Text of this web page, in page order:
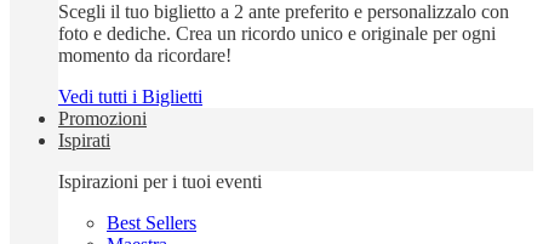
Scegli il tuo biglietto a 2 ante preferito e personalizzalo con
foto e dediche. Crea un ricordo unico e originale per ogni
momento da ricordare!
Vedi tutti i Biglietti
Promozioni
Ispirati
Ispirazioni per i tuoi eventi
Best Sellers